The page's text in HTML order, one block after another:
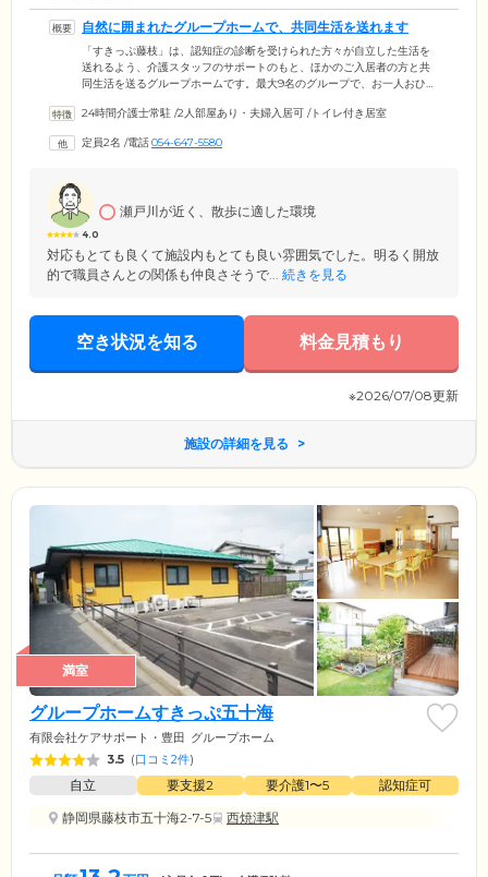
自然に囲まれたグループホームで、共同生活を送れます
「すきっぷ藤枝」は、認知症の診断を受けられた方々が自立した生活を
送れるよう、介護スタッフのサポートのもと、ほかのご入居者の方と共
同生活を送るグループホームです。最大9名のグループで、お一人おひと
生活していただきます。藤枝市稲川に位置する当施設は、完全バリアフ
家具をお持ち込みいただけます。また、裏手に流れる瀬戸川や、土手沿
24時間介護士常駐 /2人部屋あり・夫婦入居可 /トイレ付き居室
定員2名 /電話054-647-5580
4.0
瀬戸川が近く、散歩に適した環境
対応もとても良くて施設内もとても良い雰囲気でした。明るく開放
的で職員さんとの関係も仲良さそうで... 続きを見る
空き状況を知る 料金見積もり
※2026/07/08更新
施設の詳細を見る
満室
グループホームすきっぷ五十海
有限会社ケアサポート・豊田 グループホーム
3.5 (口コミ2件)
自立 要支援2 要介護1〜5
認知症可
静岡県藤枝市五十海2-7-5
西焼津駅